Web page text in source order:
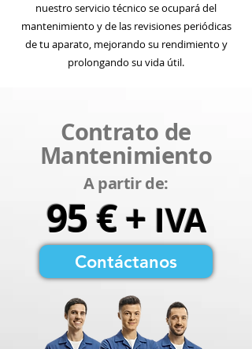
nuestro servicio técnico se ocupará del
mantenimiento y de las revisiones periódicas
de tu aparato, mejorando su rendimiento y
prolongando su vida útil.
Contrato de
Mantenimiento
A partir de:
95 € + IVA
Contáctanos